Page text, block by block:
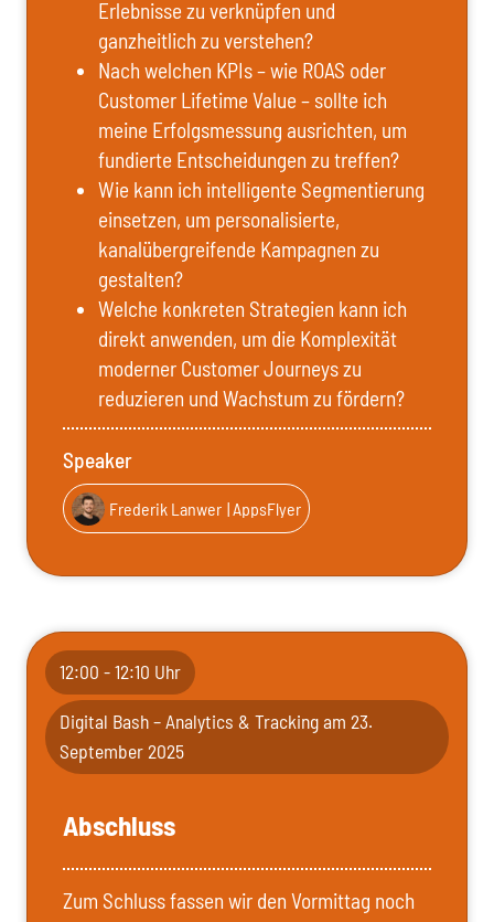
Erlebnisse zu verknüpfen und
ganzheitlich zu verstehen?
Nach welchen KPIs – wie ROAS oder
Customer Lifetime Value – sollte ich
meine Erfolgsmessung ausrichten, um
fundierte Entscheidungen zu treffen?
Wie kann ich intelligente Segmentierung
einsetzen, um personalisierte,
kanalübergreifende Kampagnen zu
gestalten?
Welche konkreten Strategien kann ich
direkt anwenden, um die Komplexität
moderner Customer Journeys zu
reduzieren und Wachstum zu fördern?
Speaker
Frederik Lanwer | AppsFlyer
12:00 - 12:10 Uhr
Digital Bash – Analytics & Tracking am 23.
September 2025
Abschluss
Zum Schluss fassen wir den Vormittag noch